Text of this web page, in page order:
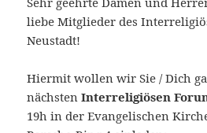
liebe Mitglieder des
Neustadt!
Hiermit wollen wir Sie / Dich
nächstenInterreligiösen
19h in der Evangelischen